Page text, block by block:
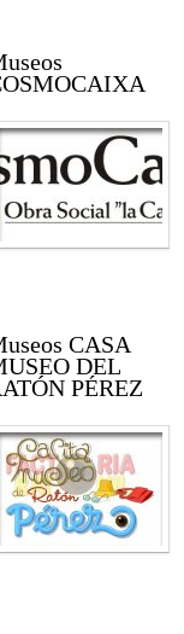
CASA
DEL
PÉREZ